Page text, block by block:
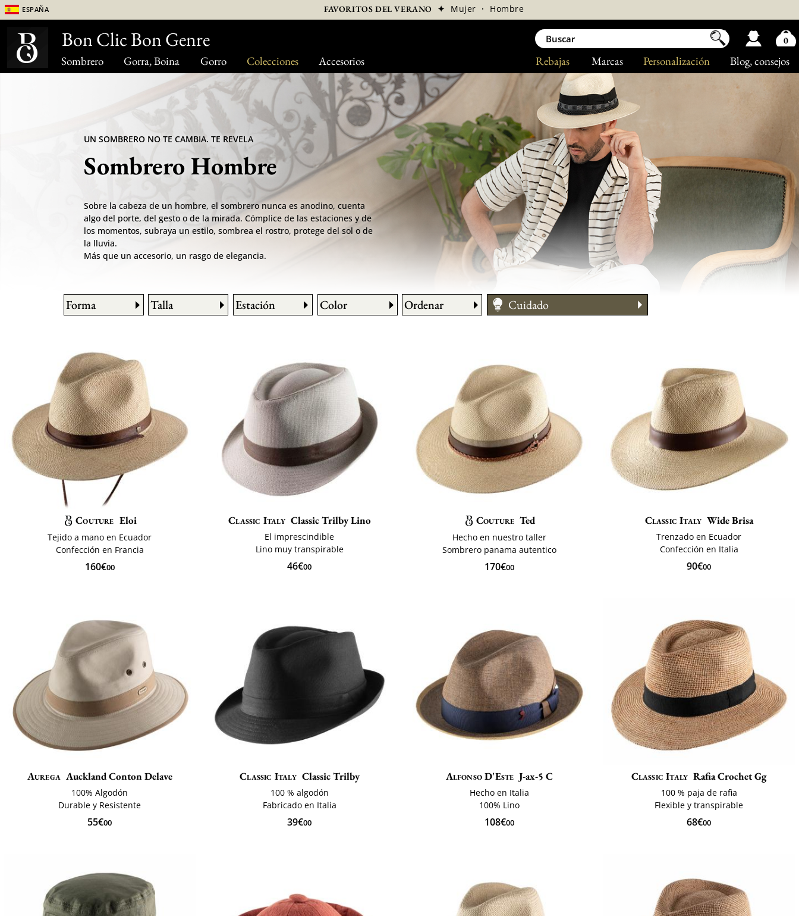
Sombrero Gorra, Boina Gorro Colecciones Accesorios Blog, consejos
Personalización
Marcas
Rebajas
España FAVORITOS DEL VERANO ✦ Mujer · Hombre
UN SOMBRERO NO TE CAMBIA. TE REVELA
Sombrero Hombre
Sobre la cabeza de un hombre, el sombrero nunca es anodino, cuenta
algo del porte, del gesto o de la mirada. Cómplice de las estaciones y de
los momentos, subraya un estilo, sombrea el rostro, protege del sol o de
la lluvia.
Más que un accesorio, un rasgo de elegancia.
Forma Talla Estación Color Ordenar
Cuidado
Cómo llevarlo
Couture Eloi
Tejido a mano en Ecuador
Confección en Francia
160€00
Classic Italy Classic Trilby Lino
El imprescindible
Lino muy transpirable
46€00
Couture Ted
Hecho en nuestro taller
Sombrero panama autentico
170€00
Classic Italy Wide Brisa
Trenzado en Ecuador
Confección en Italia
90€00
Aurega Auckland Conton Delave
100% Algodón
Durable y Resistente
55€00
Classic Italy Classic Trilby
100 % algodón
Fabricado en Italia
39€00
Alfonso D'Este J-ax-5 C
Hecho en Italia
100% Lino
108€00
Classic Italy Rafia Crochet Gg
100 % paja de rafia
Flexible y transpirable
68€00
Bon Clic Bon Genre 0